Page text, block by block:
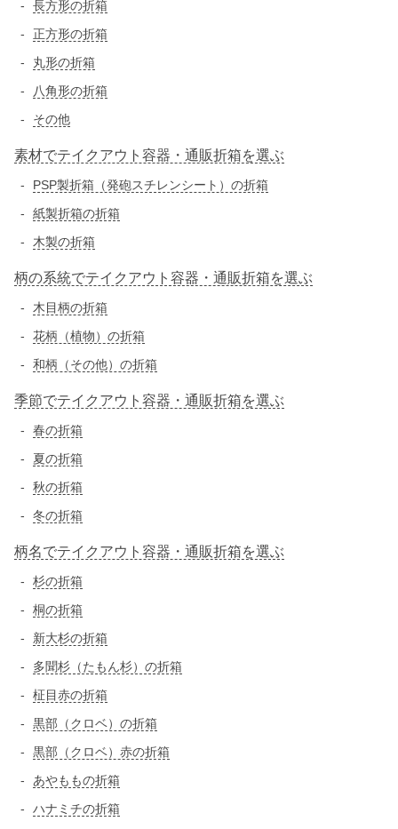
長方形の折箱
正方形の折箱
丸形の折箱
八角形の折箱
その他
素材でテイクアウト容器・通販折箱を選ぶ
PSP製折箱（発砲スチレンシート）の折箱
紙製折箱の折箱
木製の折箱
柄の系統でテイクアウト容器・通販折箱を選ぶ
木目柄の折箱
花柄（植物）の折箱
和柄（その他）の折箱
季節でテイクアウト容器・通販折箱を選ぶ
春の折箱
夏の折箱
秋の折箱
冬の折箱
柄名でテイクアウト容器・通販折箱を選ぶ
杉の折箱
桐の折箱
新大杉の折箱
多聞杉（たもん杉）の折箱
柾目赤の折箱
黒部（クロベ）の折箱
黒部（クロベ）赤の折箱
あやももの折箱
ハナミチの折箱